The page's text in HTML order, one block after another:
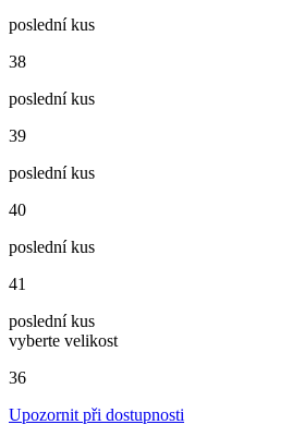
poslední kus
38
poslední kus
39
poslední kus
40
poslední kus
41
poslední kus
vyberte velikost
36
Upozornit při dostupnosti